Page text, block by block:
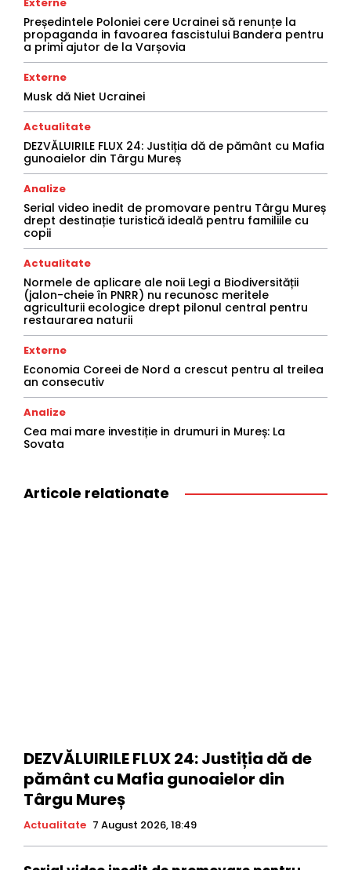
Președintele Poloniei cere Ucrainei să renunțe la
propaganda in favoarea fascistului Bandera pentru
a primi ajutor de la Varșovia
Externe
Musk dă Niet Ucrainei
Actualitate
DEZVĂLUIRILE FLUX 24: Justiția dă de pământ cu Mafia
gunoaielor din Târgu Mureș
Analize
Serial video inedit de promovare pentru Târgu Mureș
drept destinație turistică ideală pentru familiile cu
copii
Actualitate
Normele de aplicare ale noii Legi a Biodiversității
(jalon-cheie în PNRR) nu recunosc meritele
agriculturii ecologice drept pilonul central pentru
restaurarea naturii
Externe
Economia Coreei de Nord a crescut pentru al treilea
an consecutiv
Analize
Cea mai mare investiție in drumuri in Mureș: La
Sovata
Articole relationate
DEZVĂLUIRILE FLUX 24: Justiția dă de
pământ cu Mafia gunoaielor din
Târgu Mureș
Actualitate 7 August 2026, 18:49